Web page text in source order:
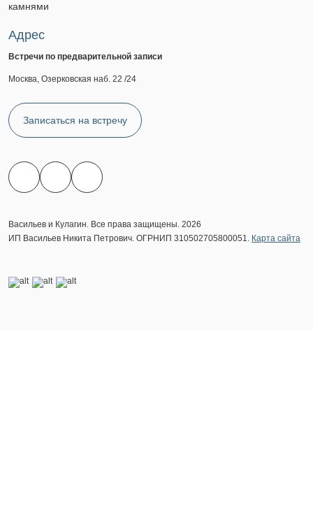
камнями
Адрес
Встречи по предварительной записи
Москва, Озерковская наб. 22 /24
Записаться на встречу
Васильев и Кулагин. Все права защищены. 2026
ИП Васильев Никита Петрович. ОГРНИП 310502705800051. Карта сайта